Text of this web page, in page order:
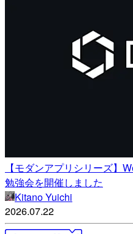
【モダンアプリシリーズ】
勉強会を開催しました
Kitano Yuichi
2026.07.22